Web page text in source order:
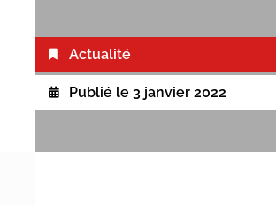
Actualité
Publié le 3 janvier 2022